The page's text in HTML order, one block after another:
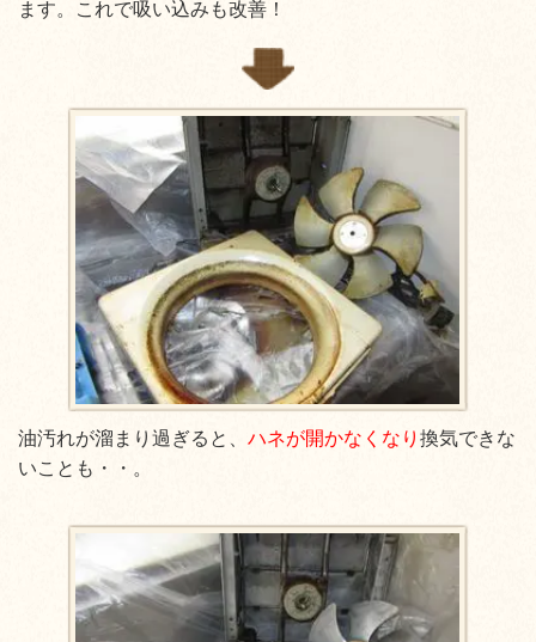
ます。これで吸い込みも改善！
油汚れが溜まり過ぎると、 ハネが開かなくなり 換気できな
いことも・・。